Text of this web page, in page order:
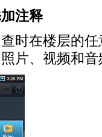
注释
时在楼层的
片、视频和